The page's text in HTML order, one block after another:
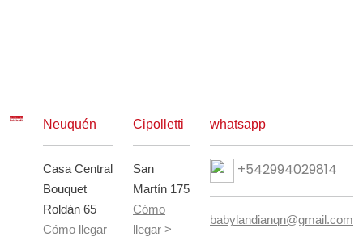
Neuquén
Casa Central
Bouquet
Roldán 65
Cómo llegar
Cipolletti
San
Martín 175
Cómo
llegar >
whatsapp
+542994029814
babylandianqn@gmail.com